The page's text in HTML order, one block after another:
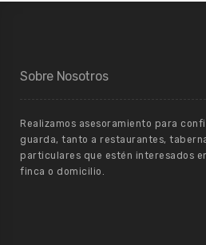
Sobre Nosotros
Realizamos asesoramiento para
guarda, tanto a restaurantes,
particulares que estén interesados
finca o domicilio.